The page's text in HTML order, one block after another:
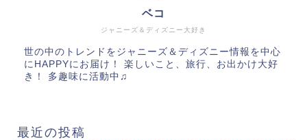
ジャニーズ＆ディズニー大好き
ベコ
世の中のトレンドをジャニーズ＆ディズニー情報を中心
にHAPPYにお届け！ 楽しいこと、旅行、お出かけ大好
き！ 多趣味に活動中♫
最近の投稿